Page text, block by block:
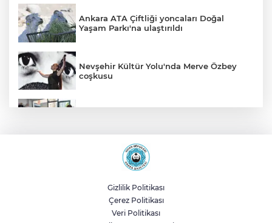
Ankara ATA Çiftliği yoncaları Doğal
Yaşam Parkı'na ulaştırıldı
Nevşehir Kültür Yolu'nda Merve Özbey
coşkusu
Konya'da Başkan Altay öğrencilerin
heyecanına ortak oldu
Malatya Büyükşehir’den Hekimhan’a dev
Gizlilik Politikası
Çerez Politikası
Veri Politikası